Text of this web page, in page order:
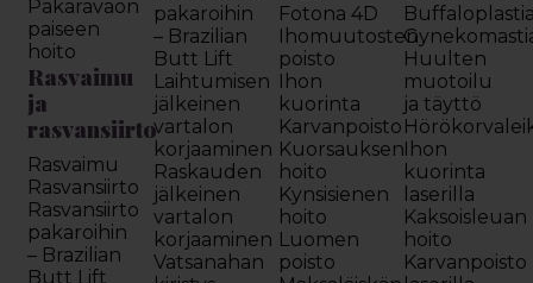
Pakaravaon
paiseen
hoito
Rasvaimu
ja
rasvansiirto
Rasvaimu
Rasvansiirto
Rasvansiirto
pakaroihin
– Brazilian
Butt Lift
pakaroihin
– Brazilian
Butt Lift
Laihtumisen
jälkeinen
vartalon
korjaaminen
Raskauden
jälkeinen
vartalon
korjaaminen
Vatsanahan
Fotona 4D
Ihomuutosten
poisto
Ihon
kuorinta
Karvanpoisto
Kuorsauksen
hoito
Kynsisienen
hoito
Luomen
poisto
Huulten
muotoilu
ja täyttö
Ihon
kuorinta
laserilla
Kaksoisleuan
hoito
Karvanpoisto